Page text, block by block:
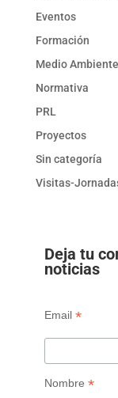
Eventos
Formación
Medio Ambiente
Normativa
PRL
Proyectos
Sin categoría
Visitas-
Deja tu
noticias
Email *
Nombre *